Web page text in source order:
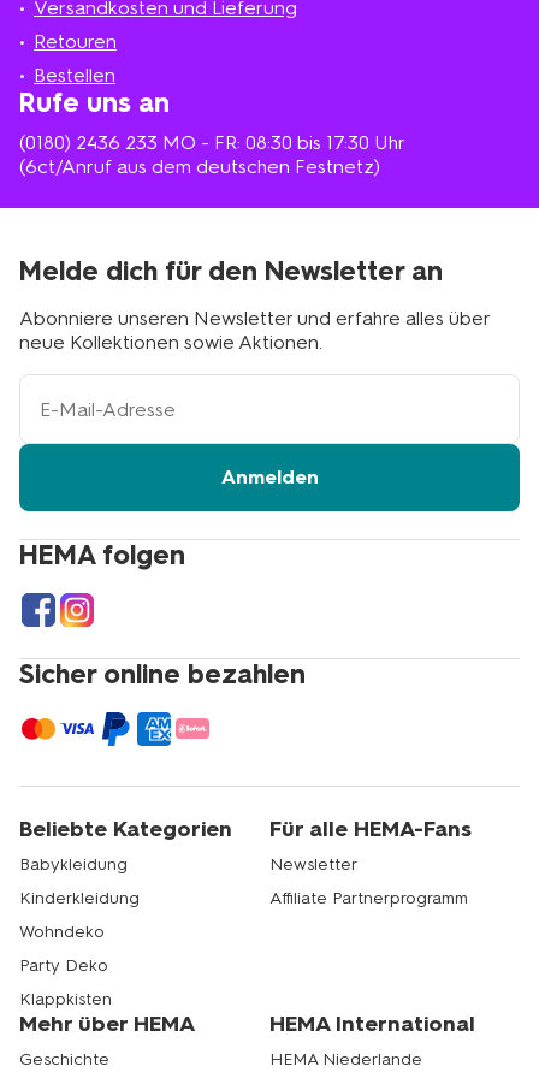
Versandkosten und Lieferung
Retouren
Bestellen
Rufe uns an
(0180) 2436 233 MO - FR: 08:30 bis 17:30 Uhr
(6ct/Anruf aus dem deutschen Festnetz)
deiner
Nähe
HEMA folgen
Sicher online bezahlen
Melde dich für den Newsletter an
Abonniere unseren Newsletter und erfahre alles über
neue Kollektionen sowie Aktionen.
Ihre
Adresse
Anmelden
Beliebte Kategorien
Babykleidung
Kinderkleidung
Wohndeko
Party Deko
Klappkisten
Für alle HEMA-Fans
Newsletter
Affiliate Partnerprogramm
Mehr über HEMA
Geschichte
HEMA International
HEMA Niederlande